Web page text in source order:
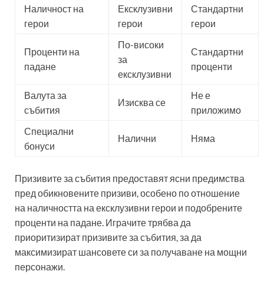
Наличност на
герои
Ексклузивни
герои
Стандартни
герои
Проценти на
падане
По-високи
за
ексклузивни
Стандартни
проценти
Валута за
събития
Изисква се
Не е
приложимо
Специални
бонуси
Налични Няма
Призивите за събития предоставят ясни предимства
пред обикновените призиви, особено по отношение
на наличността на ексклузивни герои и подобрените
проценти на падане. Играчите трябва да
приоритизират призивите за събития, за да
максимизират шансовете си за получаване на мощни
персонажи.